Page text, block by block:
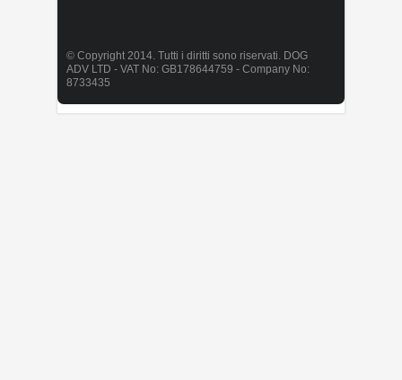
© Copyright 2014. Tutti i diritti sono riservati. DOG
ADV LTD - VAT No: GB178644759 - Company No:
8733435